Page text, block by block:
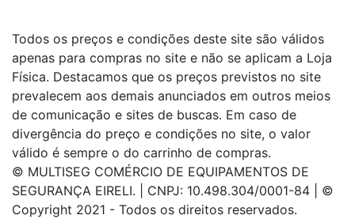
Todos os preços e condições deste site são válidos
apenas para compras no site e não se aplicam a Loja
Física. Destacamos que os preços previstos no site
prevalecem aos demais anunciados em outros meios
de comunicação e sites de buscas. Em caso de
divergência do preço e condições no site, o valor
válido é sempre o do carrinho de compras.
© MULTISEG COMÉRCIO DE EQUIPAMENTOS DE
SEGURANÇA EIRELI. | CNPJ: 10.498.304/0001-84 | ©
Copyright 2021 - Todos os direitos reservados.